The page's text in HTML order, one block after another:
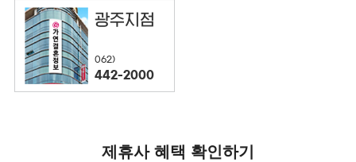
광주지점
062)
442-2000
제휴사 혜택 확인하기